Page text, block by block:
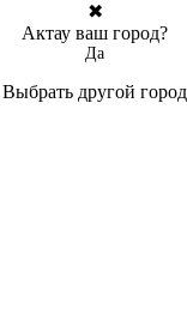
✖
Актау ваш город?
Да
Выбрать другой город